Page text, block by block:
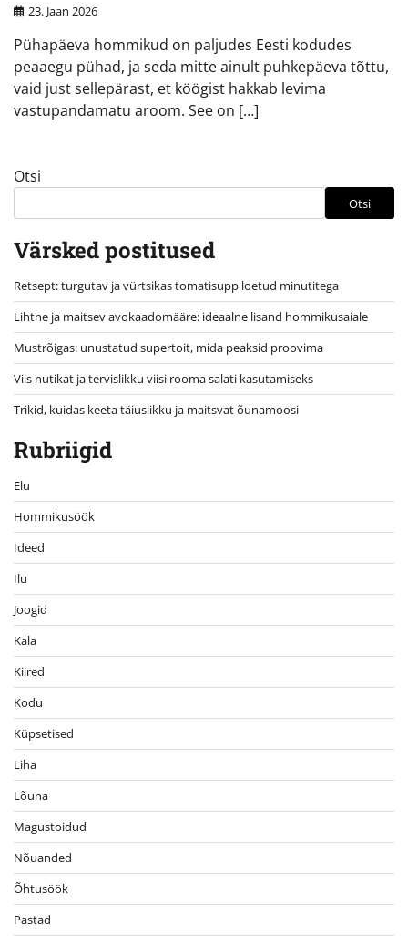
23. Jaan 2026
Pühapäeva hommikud on paljudes Eesti kodudes
peaaegu pühad, ja seda mitte ainult puhkepäeva tõttu,
vaid just sellepärast, et köögist hakkab levima
vastupandamatu aroom. See on […]
Otsi
Otsi
Värsked postitused
Retsept: turgutav ja vürtsikas tomatisupp loetud minutitega
Lihtne ja maitsev avokaadomääre: ideaalne lisand hommikusaiale
Mustrõigas: unustatud supertoit, mida peaksid proovima
Viis nutikat ja tervislikku viisi rooma salati kasutamiseks
Trikid, kuidas keeta täiuslikku ja maitsvat õunamoosi
Rubriigid
Elu
Hommikusöök
Ideed
Ilu
Joogid
Kala
Kiired
Kodu
Küpsetised
Liha
Lõuna
Magustoidud
Nõuanded
Õhtusöök
Pastad